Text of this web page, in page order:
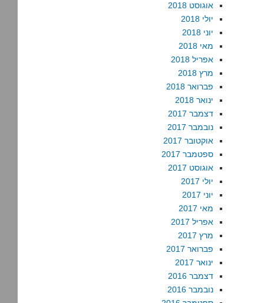
אוגוסט 2018
יולי 2018
יוני 2018
מאי 2018
אפריל 2018
מרץ 2018
פברואר 2018
ינואר 2018
דצמבר 2017
נובמבר 2017
אוקטובר 2017
ספטמבר 2017
אוגוסט 2017
יולי 2017
יוני 2017
מאי 2017
אפריל 2017
מרץ 2017
פברואר 2017
ינואר 2017
דצמבר 2016
נובמבר 2016